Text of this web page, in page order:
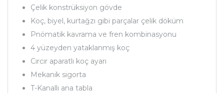
Çelik konstrüksiyon gövde
Koç, biyel, kurtağzı gibi parçalar çelik döküm
Pnömatik kavrama ve fren kombinasyonu
4 yüzeyden yataklanmış koç
Cırcır aparatlı koç ayarı
Mekanik sigorta
T-Kanallı ana tabla